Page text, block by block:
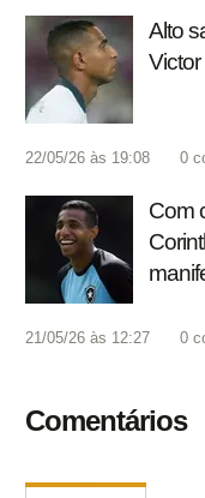
Alto
22/05/26 às 19:08 0
Com
21/05/26 às 12:27 0
Comentários